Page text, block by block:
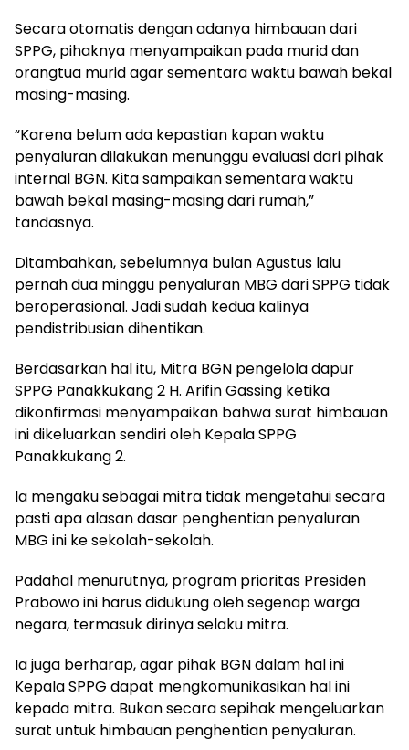
Secara otomatis dengan adanya himbauan dari
SPPG, pihaknya menyampaikan pada murid dan
orangtua murid agar sementara waktu bawah bekal
masing-masing.
“Karena belum ada kepastian kapan waktu
penyaluran dilakukan menunggu evaluasi dari pihak
internal BGN. Kita sampaikan sementara waktu
bawah bekal masing-masing dari rumah,”
tandasnya.
Ditambahkan, sebelumnya bulan Agustus lalu
pernah dua minggu penyaluran MBG dari SPPG tidak
beroperasional. Jadi sudah kedua kalinya
pendistribusian dihentikan.
Berdasarkan hal itu, Mitra BGN pengelola dapur
SPPG Panakkukang 2 H. Arifin Gassing ketika
dikonfirmasi menyampaikan bahwa surat himbauan
ini dikeluarkan sendiri oleh Kepala SPPG
Panakkukang 2.
Ia mengaku sebagai mitra tidak mengetahui secara
pasti apa alasan dasar penghentian penyaluran
MBG ini ke sekolah-sekolah.
Padahal menurutnya, program prioritas Presiden
Prabowo ini harus didukung oleh segenap warga
negara, termasuk dirinya selaku mitra.
Ia juga berharap, agar pihak BGN dalam hal ini
Kepala SPPG dapat mengkomunikasikan hal ini
kepada mitra. Bukan secara sepihak mengeluarkan
surat untuk himbauan penghentian penyaluran.